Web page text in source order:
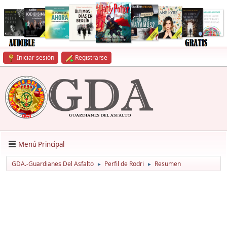
Iniciar sesión Registrarse
Menú Principal
GDA.-Guardianes Del Asfalto ► Perfil de Rodri ► Resumen